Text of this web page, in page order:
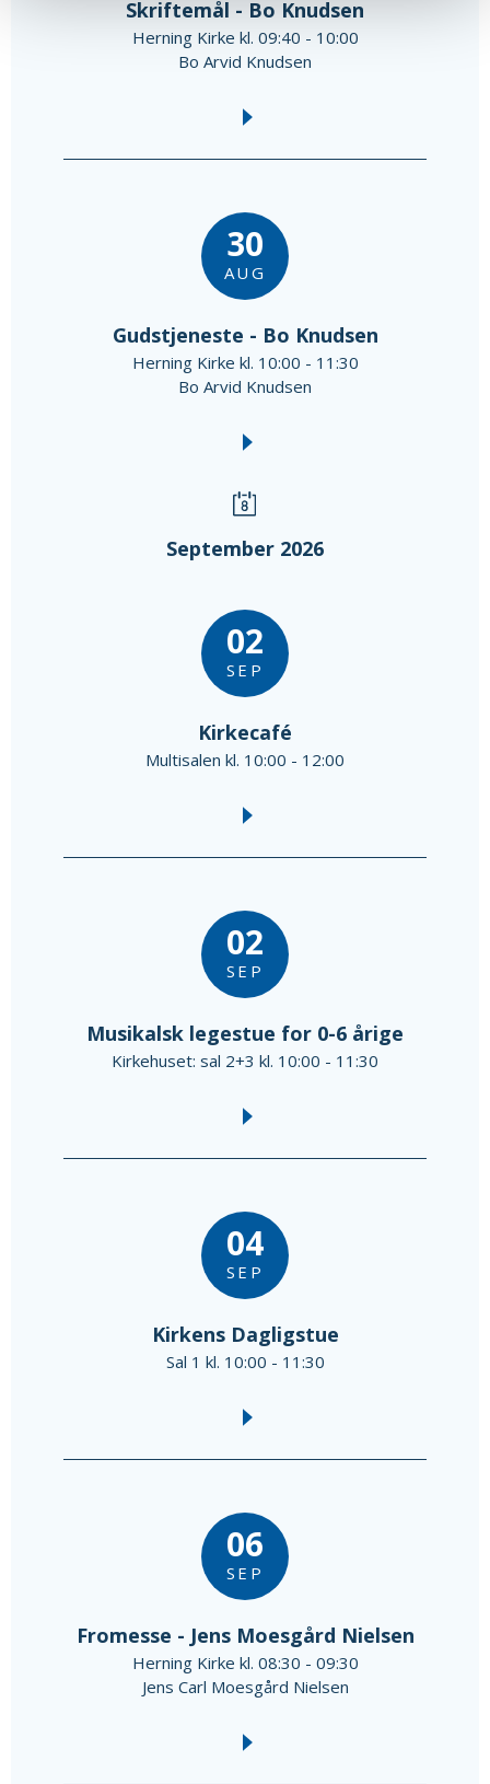
Skriftemål - Bo Knudsen
Herning Kirke kl. 09:40 - 10:00
Bo Arvid Knudsen
30
AUG
Gudstjeneste - Bo Knudsen
Herning Kirke kl. 10:00 - 11:30
Bo Arvid Knudsen
September 2026
02
SEP
Kirkecafé
Multisalen kl. 10:00 - 12:00
02
SEP
Musikalsk legestue for 0-6 årige
Kirkehuset: sal 2+3 kl. 10:00 - 11:30
04
SEP
Kirkens Dagligstue
Sal 1 kl. 10:00 - 11:30
06
SEP
Fromesse - Jens Moesgård Nielsen
Herning Kirke kl. 08:30 - 09:30
Jens Carl Moesgård Nielsen